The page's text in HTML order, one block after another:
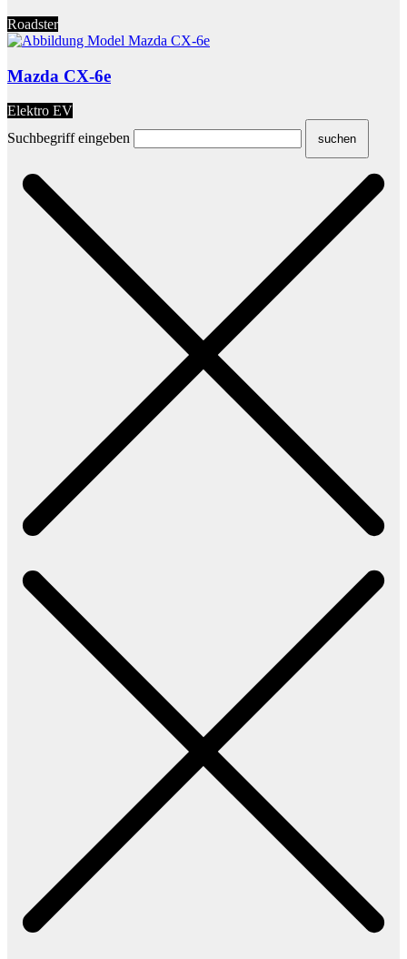
Roadster
Mazda CX-6e
Elektro EV
Suchbegriff eingeben